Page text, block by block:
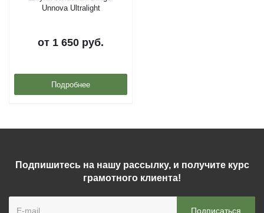
Unnova Ultralight
от 1 650 руб.
Подробнее
Подпишитесь на нашу рассылку, и получите курс
грамотного клиента!